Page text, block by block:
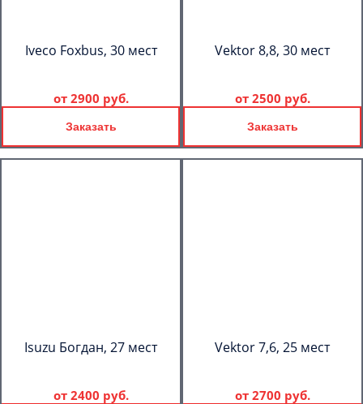
Iveco Foxbus, 30 мест
от 2900 руб.
Заказать
Vektor 8,8, 30 мест
от 2500 руб.
Заказать
Isuzu Богдан, 27 мест
от 2400 руб.
Vektor 7,6, 25 мест
от 2700 руб.